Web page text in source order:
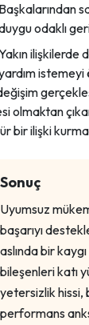
Başkalarından
odaklı
ilişkilerde
istemeyi
olmaktan
bir ilişki
Sonuç
Uyumsuz
başarıyı
aslında bir
bileşenleri katı
yetersizlik hissi,
performans